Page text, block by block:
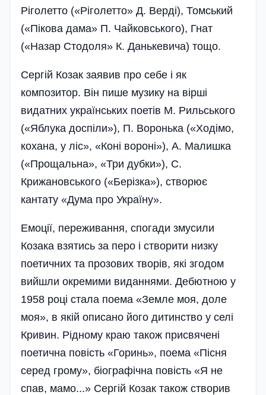
Ріголетто («Ріголетто» Д. Верді), Томський
(«Пікова дама» П. Чайковського), Гнат
(«Назар Стодоля» К. Данькевича) тощо.
Сергій Козак заявив про себе і як
композитор. Він пише музику на вірші
видатних українських поетів М. Рильського
(«Яблука доспіли»), П. Воронька («Ходімо,
кохана, у ліс», «Коні вороні»), А. Малишка
(«Прощальна», «Три дубки»), С.
Крижановського («Берізка»), створює
кантату «Дума про Україну».
Емоції, переживання, спогади змусили
Козака взятись за перо і створити низку
поетичних та прозових творів, які згодом
вийшли окремими виданнями. Дебютною у
1958 році стала поема «Земле моя, доле
моя», в якій описано його дитинство у селі
Кривин. Рідному краю також присвячені
поетична повість «Горинь», поема «Пісня
серед грому», біографічна повість «Я не
спав, мамо...» Сергій Козак також створив